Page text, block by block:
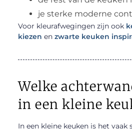
je sterke moderne
Voor kleurafwegingen zijn ook
kiezen en zwarte keuken
Welke
in een kleine
In een kleine keuken is het vaak